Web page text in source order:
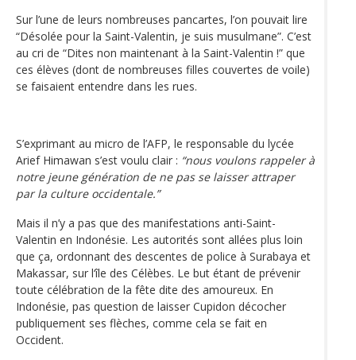
Sur l’une de leurs nombreuses pancartes, l’on pouvait lire
“Désolée pour la Saint-Valentin, je suis musulmane”. C’est
au cri de “Dites non maintenant à la Saint-Valentin !” que
ces élèves (dont de nombreuses filles couvertes de voile)
se faisaient entendre dans les rues.
S’exprimant au micro de l’AFP, le responsable du lycée
Arief Himawan s’est voulu clair : “nous voulons rappeler à
notre jeune génération de ne pas se laisser attraper
par la culture occidentale.”
Mais il n’y a pas que des manifestations anti-Saint-
Valentin en Indonésie. Les autorités sont allées plus loin
que ça, ordonnant des descentes de police à Surabaya et
Makassar, sur l‘île des Célèbes. Le but étant de prévenir
toute célébration de la fête dite des amoureux. En
Indonésie, pas question de laisser Cupidon décocher
publiquement ses flèches, comme cela se fait en
Occident.